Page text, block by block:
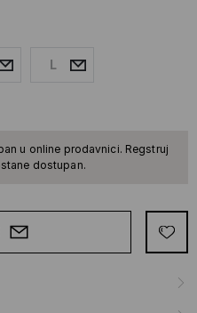
L
u online prodavnici. Regstruj
dostupan.